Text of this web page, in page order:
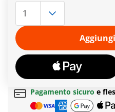
combattere mostri marini!
immaginazione: mixate e
creare più di 1.000 possibili
Ulteriori informazioni
Tempi di consegna
Spedizione gratuita
Pagamento sicuro e